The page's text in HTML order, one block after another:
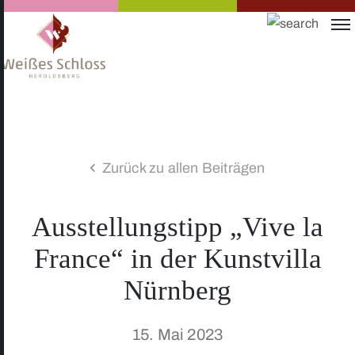
Zurück zu allen Beiträgen
Ausstellungstipp „Vive la
France“ in der Kunstvilla
Nürnberg
15. Mai 2023